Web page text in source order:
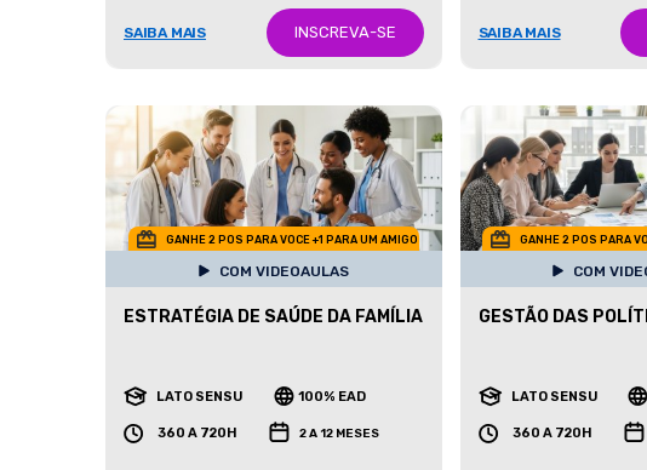
SAIBA MAIS INSCREVA-SE SAIBA MAIS
GANHE 2 POS PARA VOCE +1 PARA UM AMIGO
COM VIDEOAULAS
ESTRATÉGIA DE SAÚDE DA FAMÍLIA
LATO SENSU 100% EAD
360 A 720H 2 A 12 MESES
GANHE 2 POS PARA
COM
GESTÃO DAS
LATO SENSU
360 A 720H